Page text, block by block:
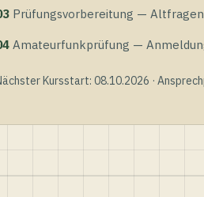
Prüfungsvorbereitung —
Amateurfunkprüfung —
Kursstart: 08.10.2026 ·